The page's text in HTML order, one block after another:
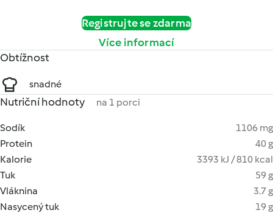
Registrujte se zdarma
Více informací
Obtížnost
snadné
Nutriční hodnoty na 1 porci
Sodík
1106 mg
Protein
40 g
Kalorie
3393 kJ / 810 kcal
Tuk
59 g
Vláknina
3.7 g
Nasycený tuk
19 g